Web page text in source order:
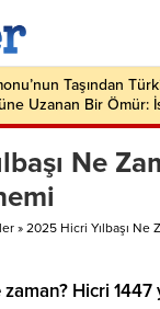
Taşından
Uzanan Bir Ömür:
Ne
» 2025 Hicri Yılbaşı Ne
Hicri 1447